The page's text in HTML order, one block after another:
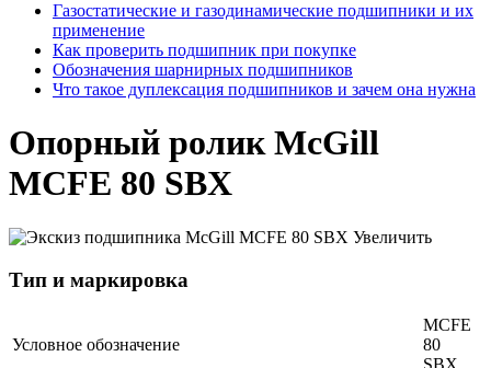
Газостатические и газодинамические подшипники и их
применение
Как проверить подшипник при покупке
Обозначения шарнирных подшипников
Что такое дуплексация подшипников и зачем она нужна
Опорный ролик McGill
MCFE 80 SBX
Увеличить
Тип и маркировка
Условное обозначение
MCFE
80